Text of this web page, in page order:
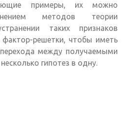
примеры, их можно
методов теории
таких признаков
решетки, чтобы иметь
между получаемыми
гипотез в одну.